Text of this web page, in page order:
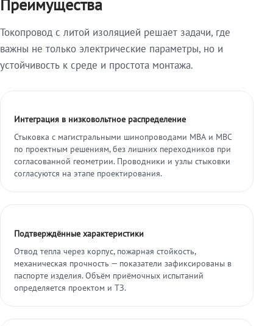
Преимущества
Токопровод с литой изоляцией решает задачи, где
важны не только электрические параметры, но и
устойчивость к среде и простота монтажа.
Интеграция в низковольтное распределение
Стыковка с магистральными шинопроводами МВА и МВС
по проектным решениям, без лишних переходников при
согласованной геометрии. Проводники и узлы стыковки
согласуются на этапе проектирования.
Подтверждённые характеристики
Отвод тепла через корпус, пожарная стойкость,
механическая прочность — показатели зафиксированы в
паспорте изделия. Объём приёмочных испытаний
определяется проектом и ТЗ.